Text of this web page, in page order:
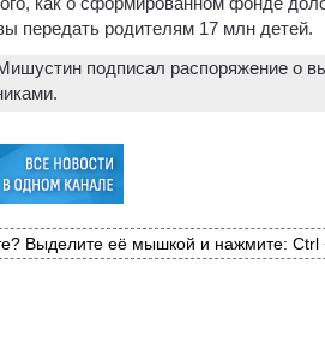
передать родителям 17 млн детей.
подписал распоряжение о
Выделите её мышкой и нажмите: Ctrl